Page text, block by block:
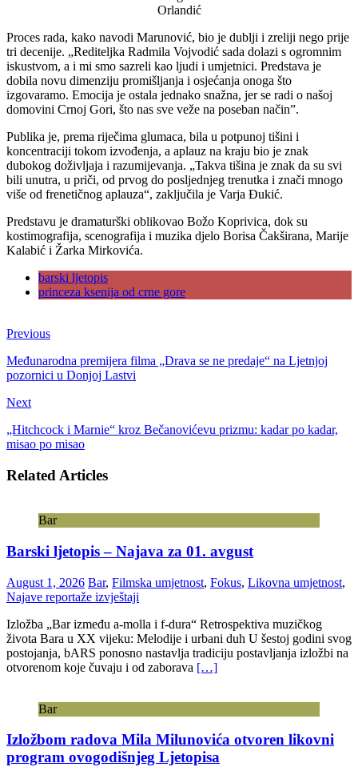
Orlandić
Proces rada, kako navodi Marunović, bio je dublji i zreliji nego prije
tri decenije. „Rediteljka Radmila Vojvodić sada dolazi s ogromnim
iskustvom, a i mi smo sazreli kao ljudi i umjetnici. Predstava je
dobila novu dimenziju promišljanja i osjećanja onoga što
izgovaramo. Emocija je ostala jednako snažna, jer se radi o našoj
domovini Crnoj Gori, što nas sve veže na poseban način”.
Publika je, prema riječima glumaca, bila u potpunoj tišini i
koncentraciji tokom izvođenja, a aplauz na kraju bio je znak
dubokog doživljaja i razumijevanja. „Takva tišina je znak da su svi
bili unutra, u priči, od prvog do posljednjeg trenutka i znači mnogo
više od frenetičnog aplauza“, zaključila je Varja Đukić.
Predstavu je dramaturški oblikovao Božo Koprivica, dok su
kostimografija, scenografija i muzika djelo Borisa Čakširana, Marije
Kalabić i Žarka Mirkovića.
barski ljetopis
princeza ksenija od crne gore
Previous
Međunarodna premijera filma „Drava se ne predaje“ na Ljetnjoj
pozornici u Donjoj Lastvi
Next
„Hitchcock i Marnie“ kroz Bečanovićevu prizmu: kadar po kadar,
misao po misao
Related Articles
Bar
Barski ljetopis – Najava za 01. avgust
August 1, 2026 Bar, Filmska umjetnost, Fokus, Likovna umjetnost,
Najave reportaže izvještaji
Izložba „Bar između a-molla i f-dura“ Retrospektiva muzičkog
života Bara u XX vijeku: Melodije i urbani duh U šestoj godini svog
postojanja, bARS ponosno nastavlja tradiciju postavljanja izložbi na
otvorenom koje čuvaju i od zaborava […]
Bar
Izložbom radova Mila Milunovića otvoren likovni
program ovogodišnjeg Ljetopisa